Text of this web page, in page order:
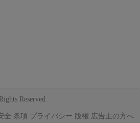
Reserved.
全 条項 プライバシー 版権 広告主の方へ